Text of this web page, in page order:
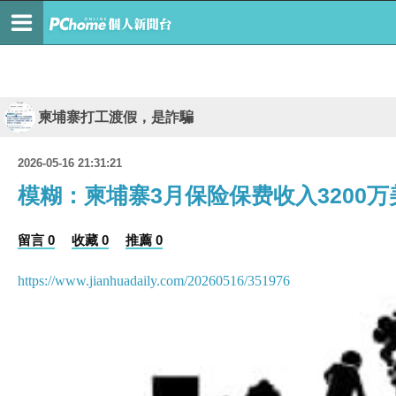
柬埔寨打工渡假，是詐騙
2026-05-16 21:31:21
模糊：柬埔寨3月保险保费收入3200万
留言 0 收藏 0 推薦 0
https://www.jianhuadaily.com/20260516/351976